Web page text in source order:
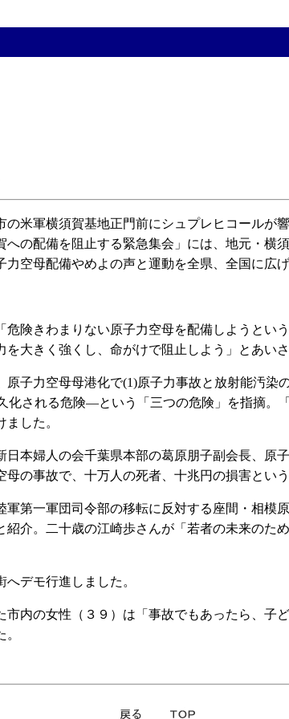
米軍横須賀基地正門前にシュプレヒコールが
の配備を阻止する緊急集会」には、地元・横
空母配備やめよの声と運動を全県、全国に広
険きわまりない原子力空母を配備しようとい
大きく強くし、命がけで阻止しよう」とあいさ
子力空母母港化で(1)原子力事故と放射能汚染
化される危険―という「三つの危険」を指摘。
した。
本婦人の会千葉県本部の葛原朋子副会長、原
の事故で、十万人の死者、十兆円の損害とい
第一軍団司令部の移転に反対する座間・相模
介。二十歳の江崎歩さんが「若者の未来のた
デモ行進しました。
内の女性（３９）は「事故でもあったら、子